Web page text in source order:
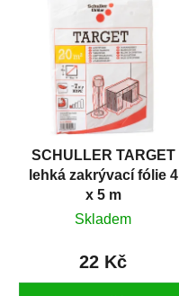
SCHULLER TARGET
lehká zakrývací fólie 4
x 5 m
Skladem
22 Kč